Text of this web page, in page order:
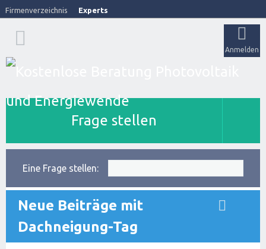
Firmenverzeichnis Experts
Anmelden
Frage stellen
Eine Frage stellen:
Neue Beiträge mit
Dachneigung-Tag